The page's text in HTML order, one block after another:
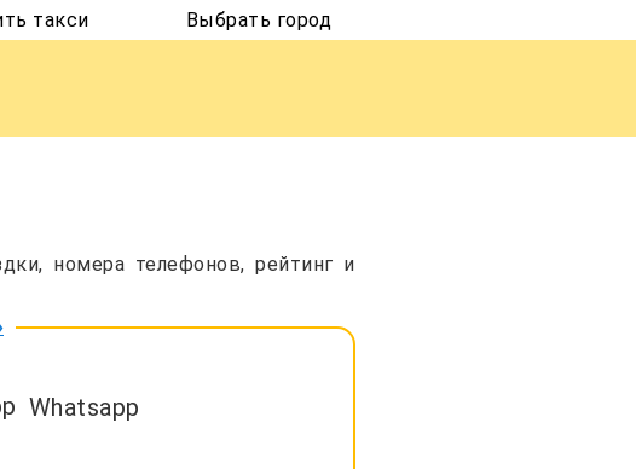
такси Выбрать город
номера телефонов, рейтинг и
Whatsapp